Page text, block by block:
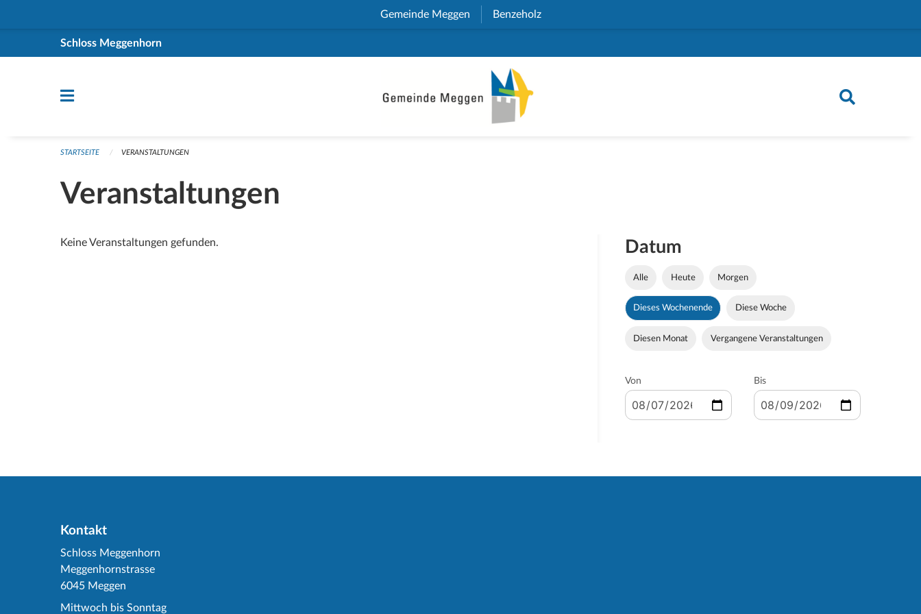
Gemeinde Meggen (External Link)
Benzeholz(External Link)
Schloss Meggenhorn
STARTSEITE VERANSTALTUNGEN
Veranstaltungen
Keine Veranstaltungen gefunden. Datum
Alle Heute Morgen
Dieses Wochenende Diese Woche
Diesen Monat Vergangene Veranstaltungen
Von Bis
Kontakt
Schloss Meggenhorn
Meggenhornstrasse
6045 Meggen
Mittwoch bis Sonntag